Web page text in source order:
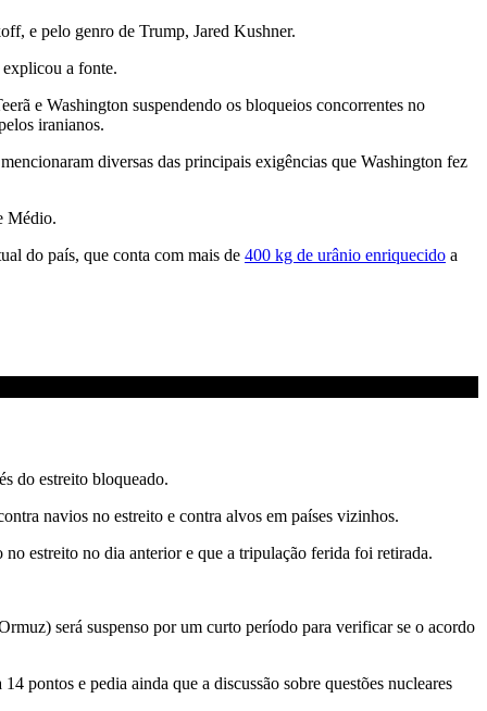
e pelo genro de Trump, Jared Kushner.
explicou a fonte.
e Washington suspendendo os bloqueios concorrentes no
iranianos.
diversas das principais exigências que Washington fez
Médio.
do país, que conta com mais de 400 kg de urânio enriquecido a
do estreito bloqueado.
navios no estreito e contra alvos em países vizinhos.
estreito no dia anterior e que a tripulação ferida foi retirada.
será suspenso por um curto período para verificar se o acordo
pontos e pedia ainda que a discussão sobre questões nucleares